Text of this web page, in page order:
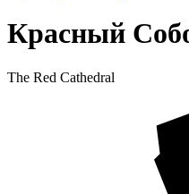
Красный
The Red Cathedral